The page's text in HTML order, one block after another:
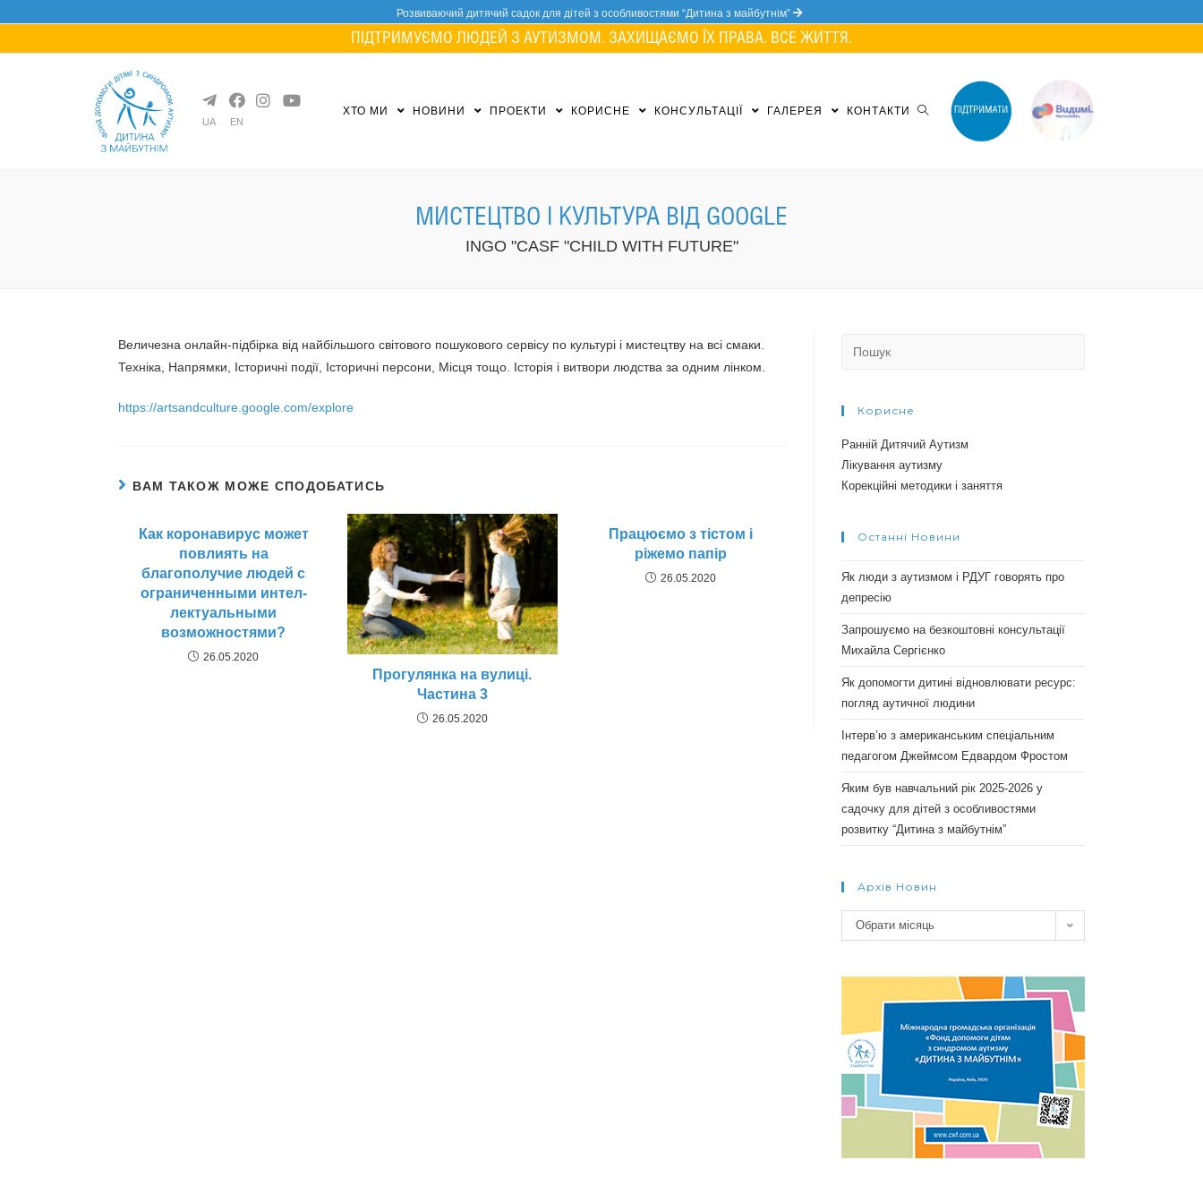
content
Розвиваючий дитячий садок для дітей з особливостями “Дитина з майбутнім”
ПІДТРИМУЄМО ЛЮДЕЙ З АУТИЗМОМ. ЗАХИЩАЄМО ЇХ ПРАВА. ВСЕ ЖИТТЯ.
UA EN
ХТО МИ НОВИНИ ПРОЕКТИ КОРИСНЕ КОНСУЛЬТАЦІЇ ГАЛЕРЕЯ КОНТАКТИ
МИСТЕЦТВО І КУЛЬТУРА ВІД GOOGLE
INGO "CASF "CHILD WITH FUTURE"
Величезна онлайн-підбірка від найбільшого світового пошукового сервісу по культурі і мистецтву на всі смаки.
Техніка, Напрямки, Історичні події, Історичні персони, Місця тощо. Історія і витвори людства за одним лінком.
https://artsandculture.google.com/explore
ВАМ ТАКОЖ МОЖЕ СПОДОБАТИСЬ
Как коронавирус может
повлиять на
благополучие людей с
ограниченными интел-
лектуальными
возможностями?
26.05.2020
Прогулянка на вулиці.
Частина 3
26.05.2020
Працюємо з тістом і
ріжемо папір
26.05.2020
Корисне
Ранній Дитячий Аутизм
Лікування аутизму
Корекційні методики і заняття
Останні Новини
Як люди з аутизмом і РДУГ говорять про
депресію
Запрошуємо на безкоштовні консультації
Михайла Сергієнко
Як допомогти дитині відновлювати ресурс:
погляд аутичної людини
Інтерв’ю з американським спеціальним
педагогом Джеймсом Едвардом Фростом
Яким був навчальний рік 2025-2026 у
садочку для дітей з особливостями
розвитку “Дитина з майбутнім”
Архів Новин
Архів
новин
Обрати місяць